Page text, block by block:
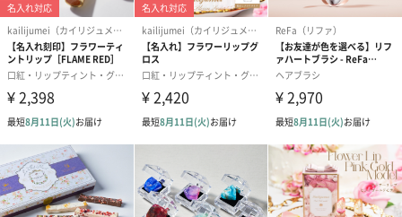
キャンドル・お香
キャンドル・お香を同梱してお届けいたします。